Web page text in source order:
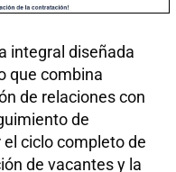
integral diseñada
que combina
de relaciones con
de
ciclo completo de
de vacantes y la